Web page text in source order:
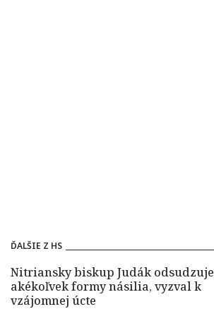
ĎALŠIE Z HS
Nitriansky biskup Judák odsudzuje
akékoľvek formy násilia, vyzval k
vzájomnej úcte